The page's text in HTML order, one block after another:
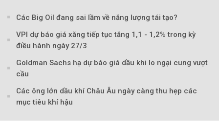
Theo
Các Big Oil đang sai lầm về năng lượng tái tạo?
VPI dự báo giá xăng tiếp tục tăng 1,1 - 1,2% trong kỳ
điều hành ngày 27/3
Goldman Sachs hạ dự báo giá dầu khi lo ngại cung vượt
cầu
Các ông lớn dầu khí Châu Âu ngày càng thu hẹp các
mục tiêu khí hậu